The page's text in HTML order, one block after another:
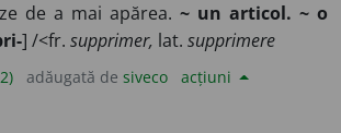
de a mai apărea. ~ un articol. ~ o
] /<fr. supprimer, lat. supprimere
adăugată de siveco acțiuni